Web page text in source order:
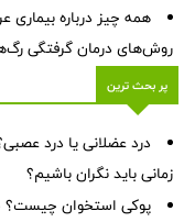
همه چیز درباره بیماری
روش‌های درمان گرفتگی
پر بحث ترین
درد عضلانی یا درد
زمانی باید نگران باشیم؟
پوکی استخوان چیست؟